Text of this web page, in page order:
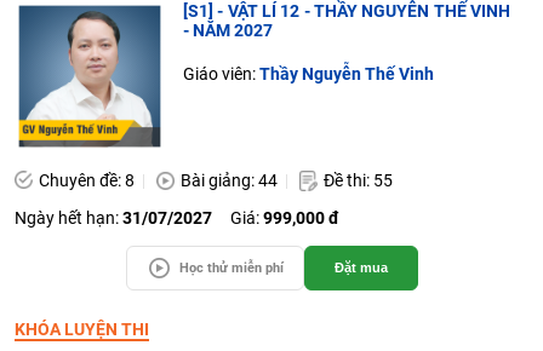
[S1] - VẬT LÍ 12 - THẦY NGUYỄN THẾ VINH
- NĂM 2027
Giáo viên:Thầy Nguyễn Thế Vinh
Chuyên đề: 8 Bài giảng: 44
Đề thi: 55
Ngày hết hạn:31/07/2027 Giá:999,000 đ
Học thử miễn phí Đặt mua
KHÓA LUYỆN THI